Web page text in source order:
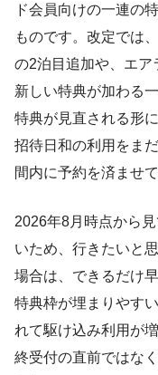
ド会員向けの一連の
ものです。改定では
の2泊目追加や、エア
新しい特典が加わる
特典が見直される形
招待日和の利用をま
間内に予約を済ませ
2026年8月時点から
いため、行きたいと
場合は、できるだけ
特典枠が埋まりやす
れて駆け込み利用が
終受付の直前ではな